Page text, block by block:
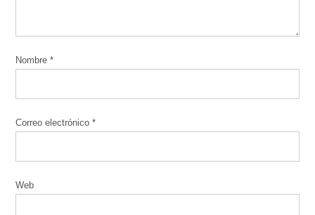
Nombre*
Correo electrónico*
Web